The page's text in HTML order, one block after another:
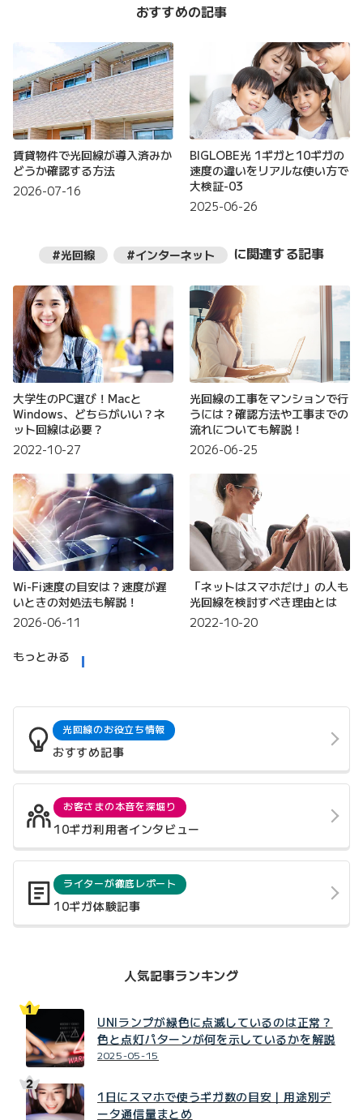
おすすめの記事
賃貸物件で光回線が導入済みか
どうか確認する方法
2026-07-16
BIGLOBE光 1ギガと10ギガの
速度の違いをリアルな使い方で
大検証-03
2025-06-26
#光回線 #インターネット に関連する記事
大学生のPC選び！Macと
Windows、どちらがいい？ネ
ット回線は必要？
2022-10-27
光回線の工事をマンションで行
うには？確認方法や工事までの
流れについても解説！
2026-06-25
Wi-Fi速度の目安は？速度が遅
いときの対処法も解説！
2026-06-11
「ネットはスマホだけ」の人も
光回線を検討すべき理由とは
2022-10-20
もっとみる
光回線のお役立ち情報
おすすめ記事
お客さまの本音を深堀り
10ギガ利用者インタビュー
ライターが徹底レポート
10ギガ体験記事
人気記事ランキング
UNIランプが緑色に点滅しているのは正常？
色と点灯パターンが何を示しているかを解説
2025-05-15
1日にスマホで使うギガ数の目安｜用途別デ
ータ通信量まとめ